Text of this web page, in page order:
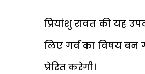
प्रियांशु रावत की यह
लिए गर्व का विषय बन
प्रेरित करेगी।